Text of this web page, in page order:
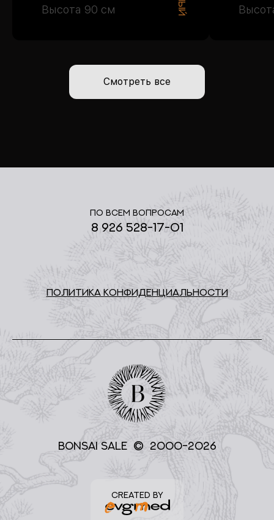
Высота 90 см
Смотреть все
По всем вопросам
8 926 528-17-01
ПОЛИТИКА КОНФИДЕНЦИАЛЬНОСТИ
BONSAI SALE © 2000-2026
CREATED BY